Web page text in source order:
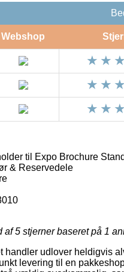
Webshop
til Expo Brochure
& Reservedele
af 5 stjerner baseret på 1
handler udlover heldigvis
levering til en